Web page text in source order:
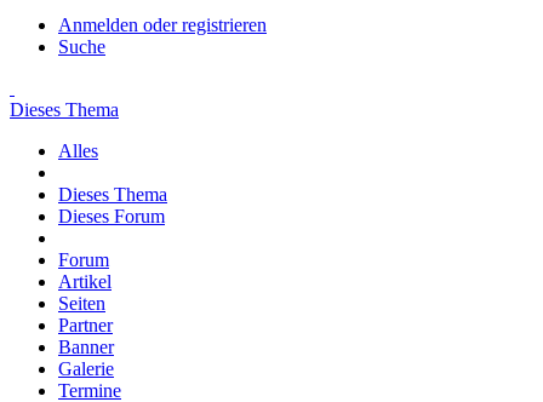
Anmelden oder registrieren
Suche
Dieses Thema
Alles
Dieses Thema
Dieses Forum
Forum
Artikel
Seiten
Partner
Banner
Galerie
Termine